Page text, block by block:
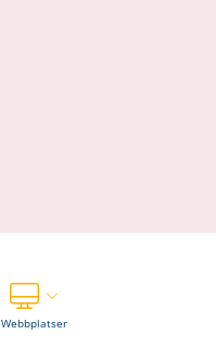
WebbplatserVisa våra andra webbplatser